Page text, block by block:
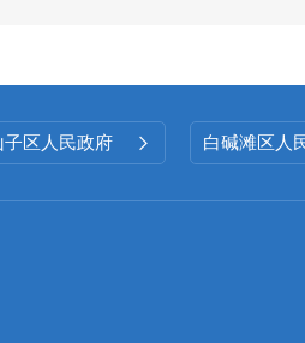
信息公开工作与统计数据
、依申请公开办等相关工
子区人民政府  白碱滩区人